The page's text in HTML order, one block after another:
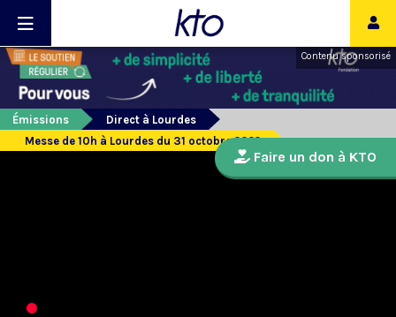
Contenu sponsorisé
Émissions
Direct à Lourdes
Messe de 10h à Lourdes du 31 octobre 2022
Faire un don à KTO